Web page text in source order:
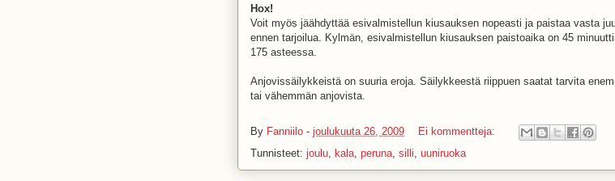
Hox!
Voit myös jäähdyttää esivalmistellun kiusauksen nopeasti ja paistaa vasta
ennen tarjoilua. Kylmän, esivalmistellun kiusauksen paistoaika on 45
175 asteessa.
Anjovissäilykkeistä on suuria eroja. Säilykkeestä riippuen saatat tarvita
tai vähemmän anjovista.
By Fanniilo - joulukuuta 26, 2009
Ei kommentteja:
Tunnisteet: joulu, kala, peruna, silli, uuniruoka